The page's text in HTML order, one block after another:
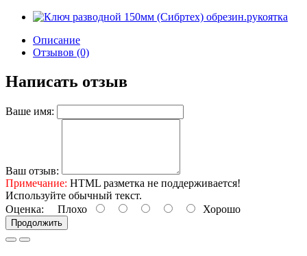
Описание
Отзывов (0)
Написать отзыв
Ваше имя:
Ваш отзыв:
Примечание: HTML разметка не поддерживается!
Используйте обычный текст.
Оценка: Плохо Хорошо
Продолжить